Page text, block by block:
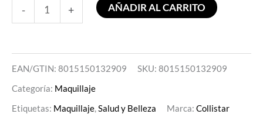
- + AÑADIR AL CARRITO
EAN/GTIN: 8015150132909 SKU: 8015150132909
Categoría: Maquillaje
Etiquetas: Maquillaje Salud y Belleza Marca: Collistar